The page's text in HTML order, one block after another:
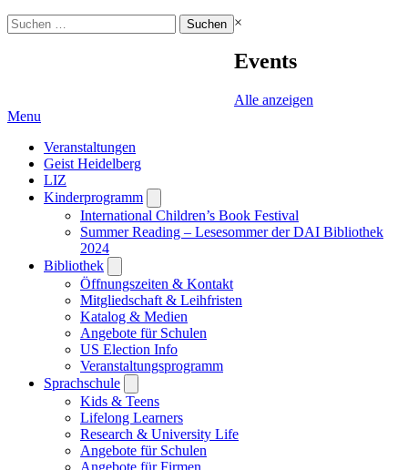
Suchen
nach:
×
Events
Alle anzeigen
Menu
Veranstaltungen
Geist Heidelberg
LIZ
Kinderprogramm
submenu
International Children’s Book Festival
Summer Reading – Lesesommer der DAI Bibliothek
2024
Bibliothek
submenu
Öffnungszeiten & Kontakt
Mitgliedschaft & Leihfristen
Katalog & Medien
Angebote für Schulen
US Election Info
Veranstaltungsprogramm
Sprachschule
submenu
Kids & Teens
Lifelong Learners
Research & University Life
Angebote für Schulen
Angebote für Firmen